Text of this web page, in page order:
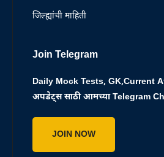
जिल्ह्यांची माहिती
Join Telegram
Daily Mock Tests, GK,Current
अपडेट्स साठी आमच्या Telegram
JOIN NOW